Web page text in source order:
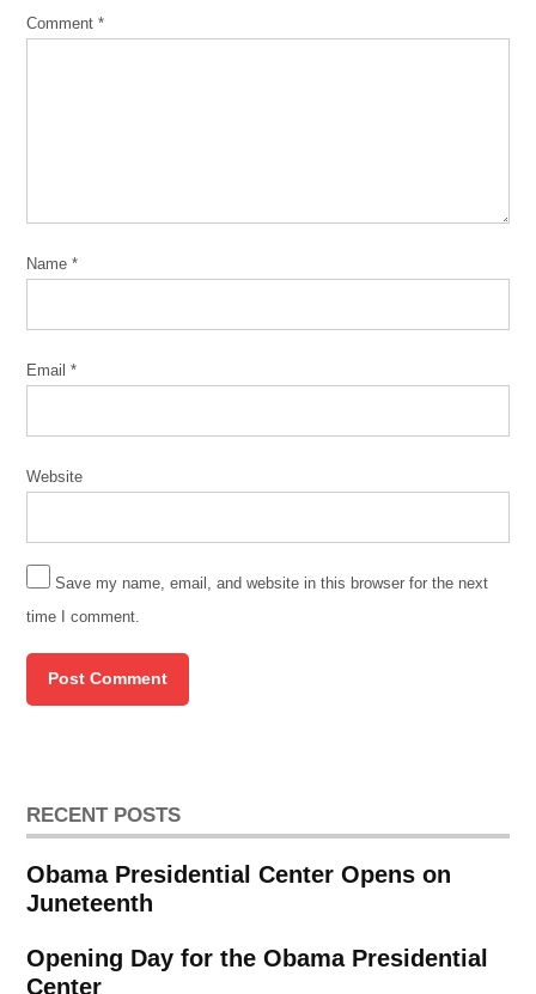
paro
Ted
union
workers
Comment*
Name*
Email*
Website
Save my name, email, and website in this browser for the next
time I comment.
RECENT POSTS
Obama Presidential Center Opens on
Juneteenth
Opening Day for the Obama Presidential
Center